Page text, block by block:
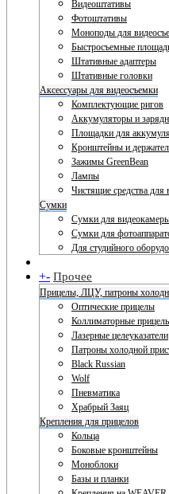
Видеоштативы
Фотоштативы
Моноподы для
Быстросъемные
Штативные адаптеры
Штативные головки
Аксессуары для видеосъемки
Комплектующие ригов
Аккумуляторы и
Площадки для
Кронштейны и
Зажимы GreenBean
Лампы
Чистящие средства для
Сумки
Сумки для
Сумки для
Для студийного
+- Прочее
Прицелы, ЛЦУ, патроны
Оптические прицелы
Коллиматорные
Лазерные целеуказатели
Патроны холодной
Black Russian
Wolf
Пневматика
Храбрый Заяц
Крепления для прицелов
Кольца
Боковые кронштейны
Моноблоки
Базы и планки